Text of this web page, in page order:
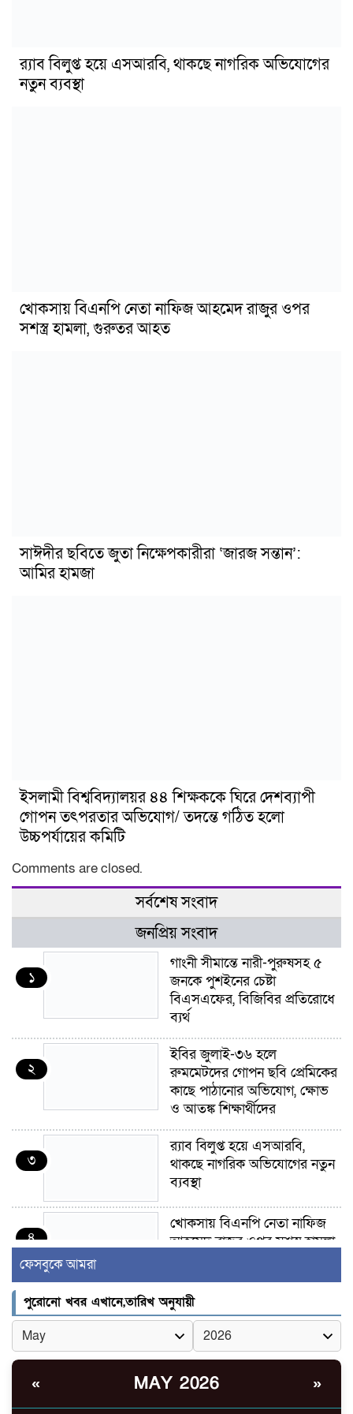
র‍্যাব বিলুপ্ত হয়ে এসআরবি, থাকছে নাগরিক অভিযোগের
নতুন ব্যবস্থা
খোকসায় বিএনপি নেতা নাফিজ আহমেদ রাজুর ওপর
সশস্ত্র হামলা, গুরুতর আহত
সাঈদীর ছবিতে জুতা নিক্ষেপকারীরা ‘জারজ সন্তান’:
আমির হামজা
ইসলামী বিশ্ববিদ্যালয়র ৪৪ শিক্ষককে ঘিরে দেশব্যাপী
গোপন তৎপরতার অভিযোগ/ তদন্তে গঠিত হলো
উচ্চপর্যায়ের কমিটি
Comments are closed.
সর্বশেষ সংবাদ
জনপ্রিয় সংবাদ
১
গাংনী সীমান্তে নারী-পুরুষসহ ৫
জনকে পুশইনের চেষ্টা
বিএসএফের, বিজিবির প্রতিরোধে
ব্যর্থ
২
ইবির জুলাই-৩৬ হলে
রুমমেটদের গোপন ছবি প্রেমিকের
কাছে পাঠানোর অভিযোগ, ক্ষোভ
ও আতঙ্ক শিক্ষার্থীদের
৩
র‍্যাব বিলুপ্ত হয়ে এসআরবি,
থাকছে নাগরিক অভিযোগের নতুন
ব্যবস্থা
৪
খোকসায় বিএনপি নেতা নাফিজ
আহমেদ রাজুর ওপর সশস্ত্র হামলা,
৫
সাঈদীর ছবিতে জুতা
নিক্ষেপকারীরা ‘জারজ সন্তান’:
আমির হামজা
৬
ইসলামী বিশ্ববিদ্যালয়র ৪৪
ফেসবুকে আমরা
পুরোনো খবর এখানে,তারিখ অনুযায়ী
« MAY 2026 »